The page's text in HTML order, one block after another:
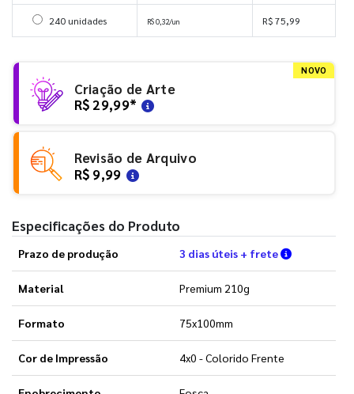
Selecionar 240 unidades
240 unidades R$ 0,32/un R$ 75,99
NOVO
Criação de Arte
R$ 29,99*
Revisão de Arquivo
R$ 9,99
Especificações do Produto
Prazo de produção 3 dias úteis + frete Verifique
Material Premium 210g
Formato 75x100mm
Cor de Impressão 4x0 - Colorido Frente